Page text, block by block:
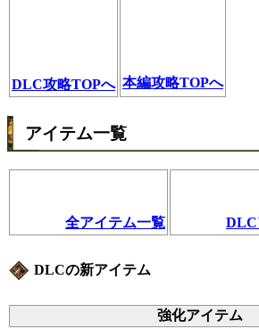
DLC攻略TOPへ 本編攻略TOPへ
アイテム一覧
全アイテム一覧 DLC
DLCの新アイテム
強化アイテム